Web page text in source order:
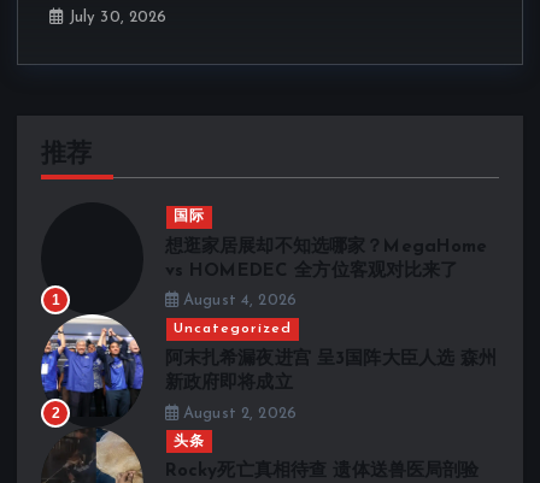
July 30, 2026
推荐
1
国际
想逛家居展却不知选哪家？MegaHome
vs HOMEDEC 全方位客观对比来了
August 4, 2026
2
Uncategorized
阿末扎希漏夜进宫 呈3国阵大臣人选 森州
新政府即将成立
August 2, 2026
头条
Rocky死亡真相待查 遗体送兽医局剖验